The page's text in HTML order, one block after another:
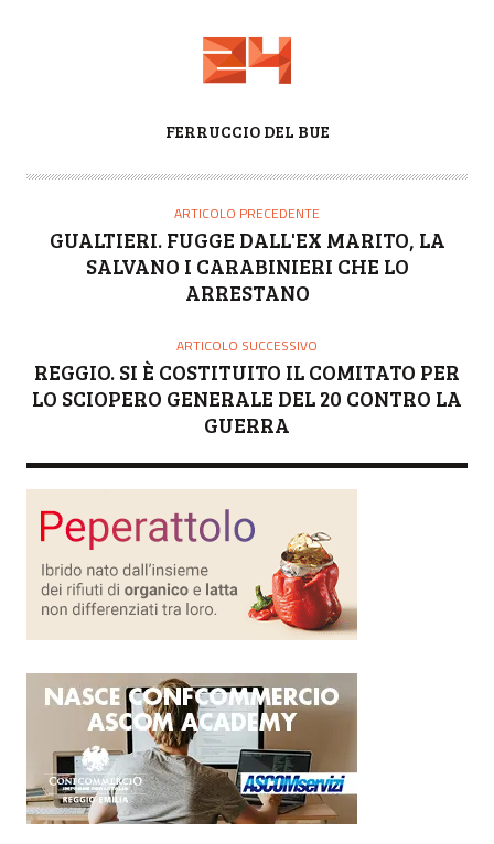
T
FERRUCCIO DEL BUE
ARTICOLO PRECEDENTE
GUALTIERI. FUGGE DALL'EX MARITO, LA
SALVANO I CARABINIERI CHE LO
ARRESTANO
ARTICOLO SUCCESSIVO
REGGIO. SI È COSTITUITO IL COMITATO PER
LO SCIOPERO GENERALE DEL 20 CONTRO LA
GUERRA